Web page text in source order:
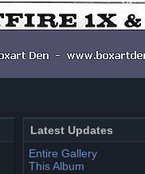
Latest Updates
Entire Gallery
This Album